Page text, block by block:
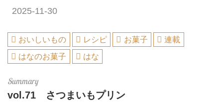
2025-11-30
おいしいもの レシピ お菓子
連載
はなのお菓子
はな
vol.71 さつまいもプリン